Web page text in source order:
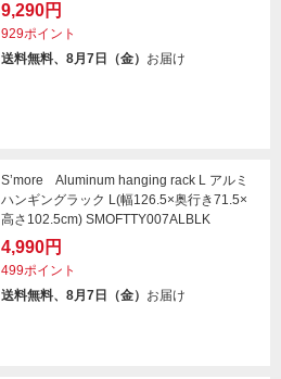
9,290円
929ポイント
送料無料、8月7日（金） お届け
S’more Aluminum hanging rack L アルミ
ハンギングラック L(幅126.5×奥行き71.5×
高さ102.5cm) SMOFTTY007ALBLK
4,990円
499ポイント
送料無料、8月7日（金） お届け